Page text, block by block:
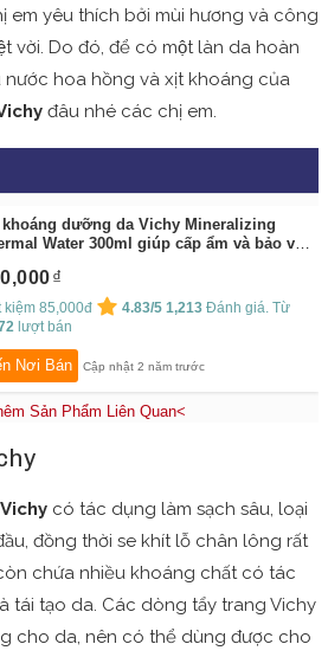
em yêu thích bởi mùi hương và công
vời. Do đó, để có một làn da hoàn
nước hoa hồng và xịt khoáng của
đâu nhé các chị em.
dưỡng da Vichy Mineralizing
Water 300ml giúp cấp ẩm và bảo vệ
kiệm 85,000đ 4.83/5 1,213 Đánh giá. Từ
lượt bán
Nơi Bán Cập nhật 2 năm trước
Sản Phẩm Liên Quan<
có tác dụng làm sạch sâu, loại
đồng thời se khít lỗ chân lông rất
chứa nhiều khoáng chất có tác
tái tạo da. Các dòng tẩy trang Vichy
cho da, nên có thể dùng được cho